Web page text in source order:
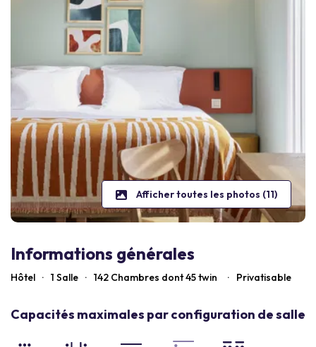
Afficher toutes les photos (11)
Informations générales
Hôtel · 1 Salle · 142 Chambres dont 45 twin · Privatisable
Capacités maximales par configuration de salle